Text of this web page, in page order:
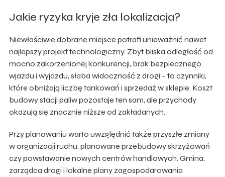
Jakie ryzyka kryje zła lokalizacja?
Niewłaściwie dobrane miejsce potrafi unieważnić nawet
najlepszy projekt technologiczny. Zbyt bliska odległość od
mocno zakorzenionej konkurencji, brak bezpiecznego
wjazdu i wyjazdu, słaba widoczność z drogi – to czynniki,
które obniżają liczbę tankowań i sprzedaż w sklepie. Koszt
budowy stacji paliw pozostaje ten sam, ale przychody
okazują się znacznie niższe od zakładanych.
Przy planowaniu warto uwzględnić także przyszłe zmiany
w organizacji ruchu, planowane przebudowy skrzyżowań
czy powstawanie nowych centrów handlowych. Gmina,
zarządca drogi i lokalne plany zagospodarowania